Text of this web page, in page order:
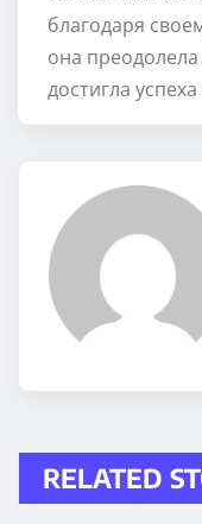
благодаря
она
достигла
RELATED